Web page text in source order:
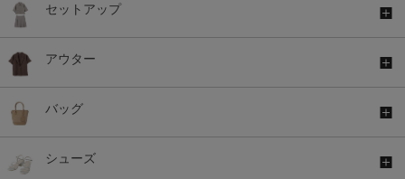
セットアップ
アウター
バッグ
シューズ